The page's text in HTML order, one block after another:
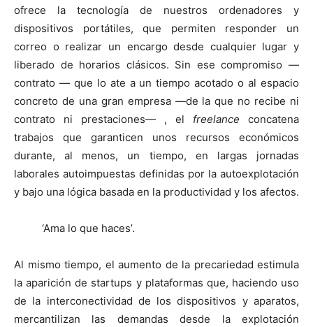
ofrece la tecnología de nuestros ordenadores y
dispositivos portátiles, que permiten responder un
correo o realizar un encargo desde cualquier lugar y
liberado de horarios clásicos. Sin ese compromiso —
contrato — que lo ate a un tiempo acotado o al espacio
concreto de una gran empresa —de la que no recibe ni
contrato ni prestaciones— , el freelance concatena
trabajos que garanticen unos recursos económicos
durante, al menos, un tiempo, en largas jornadas
laborales autoimpuestas definidas por la autoexplotación
y bajo una lógica basada en la productividad y los afectos.
‘Ama lo que haces’.
Al mismo tiempo, el aumento de la precariedad estimula
la aparición de startups y plataformas que, haciendo uso
de la interconectividad de los dispositivos y aparatos,
mercantilizan las demandas desde la explotación